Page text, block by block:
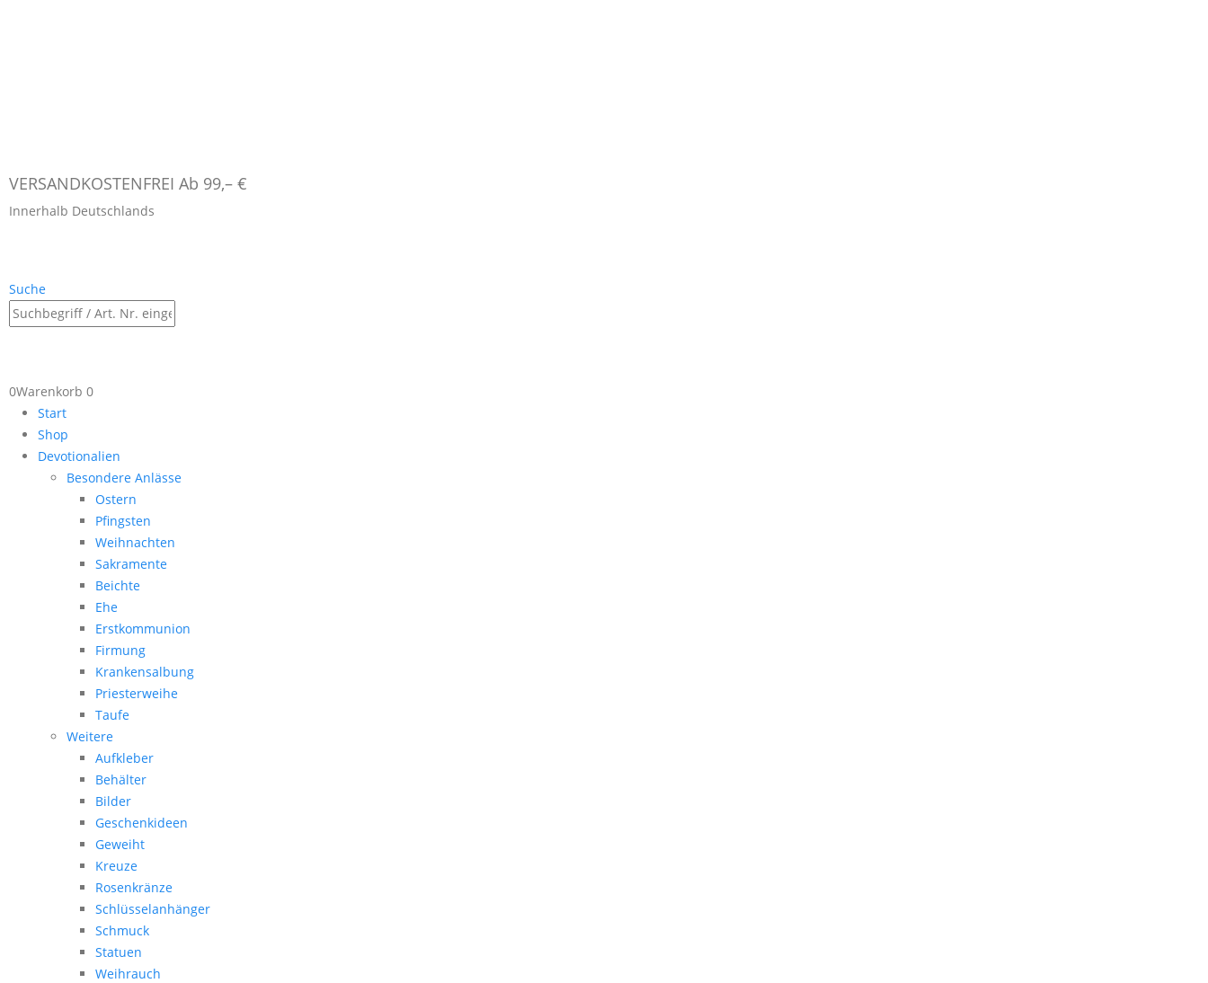
VERSANDKOSTENFREI Ab 99,– €
Innerhalb Deutschlands
Suche
0Warenkorb 0
Start
Shop
Devotionalien
Besondere Anlässe
Ostern
Pfingsten
Weihnachten
Sakramente
Beichte
Ehe
Erstkommunion
Firmung
Krankensalbung
Priesterweihe
Taufe
Weitere
Aufkleber
Behälter
Bilder
Geschenkideen
Geweiht
Kreuze
Rosenkränze
Schlüsselanhänger
Schmuck
Statuen
Weihrauch